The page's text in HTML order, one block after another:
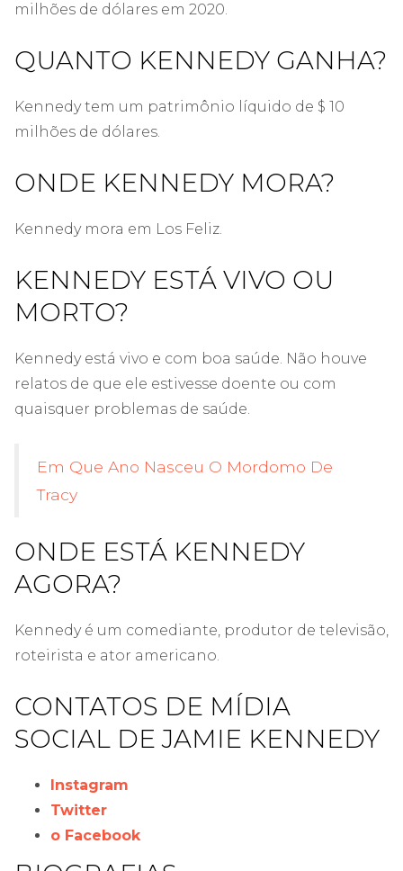
milhões de dólares em 2020.
QUANTO KENNEDY GANHA?
Kennedy tem um patrimônio líquido de $ 10
milhões de dólares.
ONDE KENNEDY MORA?
Kennedy mora em Los Feliz.
KENNEDY ESTÁ VIVO OU
MORTO?
Kennedy está vivo e com boa saúde. Não houve
relatos de que ele estivesse doente ou com
quaisquer problemas de saúde.
Em Que Ano Nasceu O Mordomo De
Tracy
ONDE ESTÁ KENNEDY
AGORA?
Kennedy é um comediante, produtor de televisão,
roteirista e ator americano.
CONTATOS DE MÍDIA
SOCIAL DE JAMIE KENNEDY
Instagram
Twitter
o Facebook